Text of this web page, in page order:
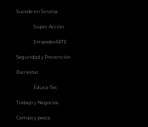
Sucede en Sinaloa
Súper-Acción
EmpoderARTE
Seguridad y Prevención
Bienestar
Educa-Tec
Trabajo y Negocios
Campo y pesca